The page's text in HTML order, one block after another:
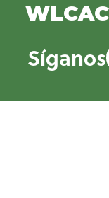
WLCAC
Síganos